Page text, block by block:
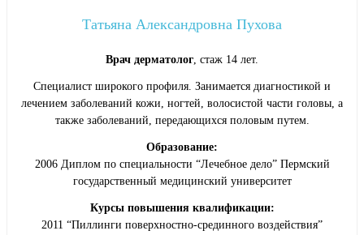
Татьяна Александровна Пухова
Врач дерматолог, стаж 14 лет.
Специалист широкого профиля. Занимается диагностикой и
лечением заболеваний кожи, ногтей, волосистой части головы, а
также заболеваний, передающихся половым путем.
Образование:
2006 Диплом по специальности “Лечебное дело” Пермский
государственный медицинский университет
Курсы повышения квалификации:
2011 “Пиллинги поверхностно-срединного воздействия”